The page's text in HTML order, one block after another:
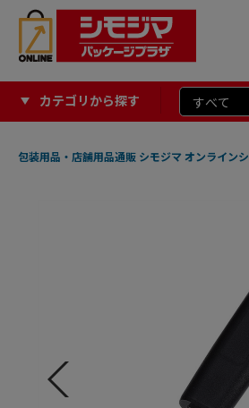
カテゴリから探す
包装用品・店舗用品通販 シモジマ オンライン